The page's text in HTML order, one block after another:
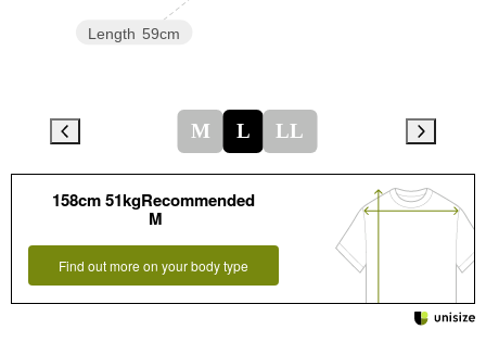
Length 59cm
M L LL
158cm 51kgRecommended
M
Find out more on your body type